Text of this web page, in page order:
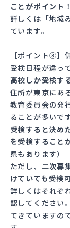
ことがポイント ！
詳しくは「地域
ています。
［ポイント③］
受検日程が違っ
高校しか受検す
住所が東京にあ
教育委員会の発
ることが多いです
受検すると決め
を受検すること
県もあります）
ただし、 二次募
けていても受検
詳しくはそれぞ
認してください
てきていますの